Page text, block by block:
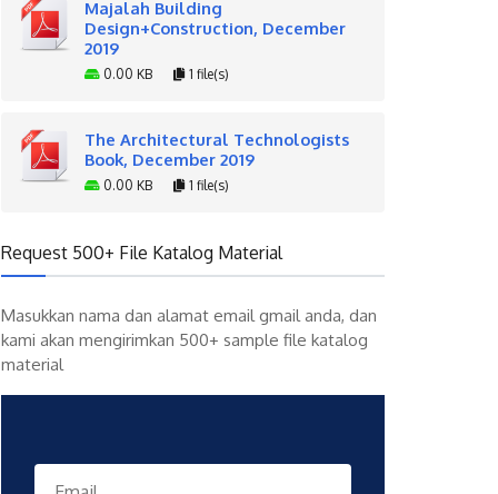
Majalah Building
Design+Construction, December
2019
0.00 KB 1 file(s)
The Architectural Technologists
Book, December 2019
0.00 KB 1 file(s)
Request 500+ File Katalog Material
Masukkan nama dan alamat email gmail anda, dan
kami akan mengirimkan 500+ sample file katalog
material